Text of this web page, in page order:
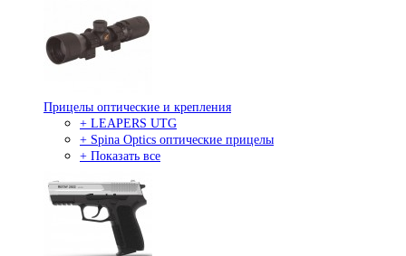
Прицелы оптические и крепления
+ LEAPERS UTG
+ Spina Optics оптические прицелы
+ Показать все